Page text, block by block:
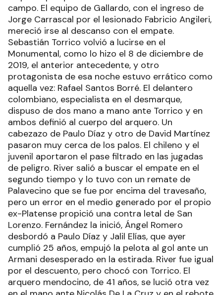
campo. El equipo de Gallardo, con el ingreso de
Jorge Carrascal por el lesionado Fabricio Angileri,
mereció irse al descanso con el empate.
Sebastián Torrico volvió a lucirse en el
Monumental, como lo hizo el 8 de diciembre de
2019, el anterior antecedente, y otro
protagonista de esa noche estuvo errático como
aquella vez: Rafael Santos Borré. El delantero
colombiano, especialista en el desmarque,
dispuso de dos mano a mano ante Torrico y en
ambos definió al cuerpo del arquero. Un
cabezazo de Paulo Díaz y otro de David Martínez
pasaron muy cerca de los palos. El chileno y el
juvenil aportaron el pase filtrado en las jugadas
de peligro. River salió a buscar el empate en el
segundo tiempo y lo tuvo con un remate de
Palavecino que se fue por encima del travesaño,
pero un error en el medio generado por el propio
ex-Platense propició una contra letal de San
Lorenzo. Fernández la inició, Ángel Romero
desbordó a Paulo Díaz y Jalil Elías, que ayer
cumplió 25 años, empujó la pelota al gol ante un
Armani desesperado en la estirada. River fue igual
por el descuento, pero chocó con Torrico. El
arquero mendocino, de 41 años, se lució otra vez